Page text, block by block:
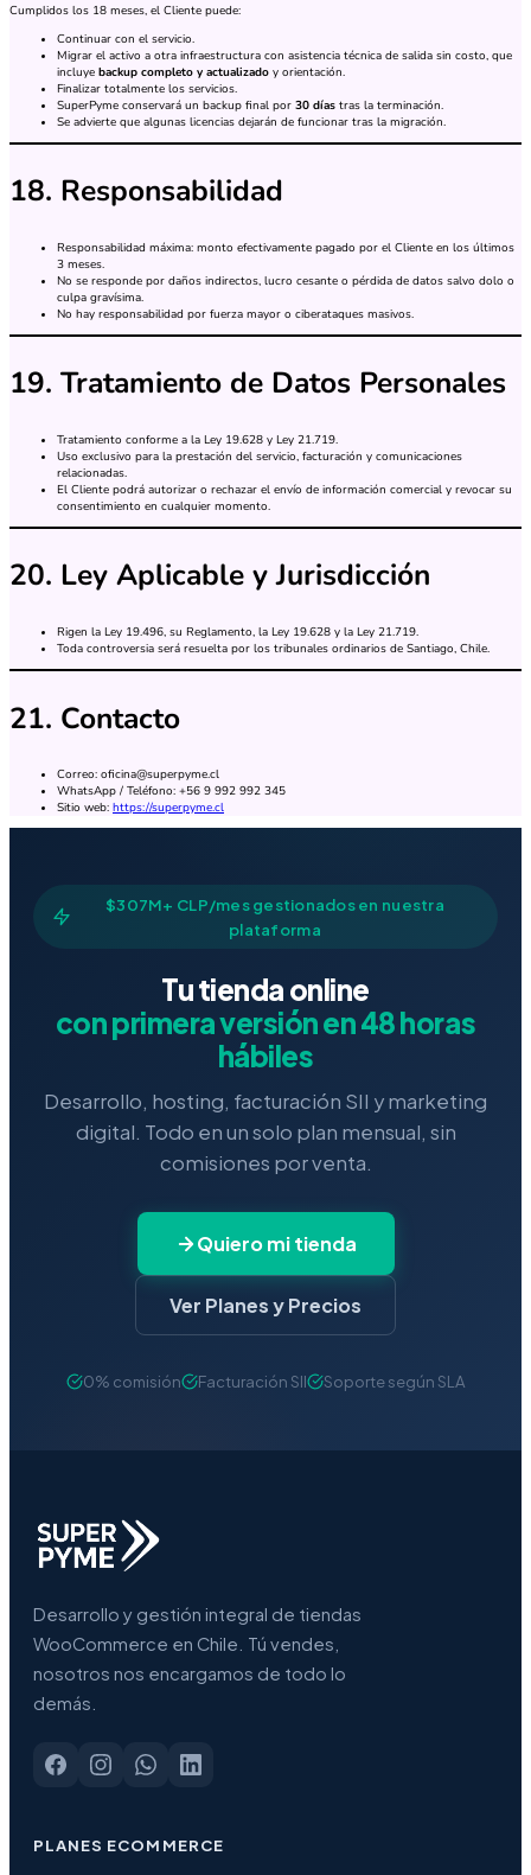
Cumplidos los 18 meses, el Cliente puede:
Continuar con el servicio.
Migrar el activo a otra infraestructura con asistencia técnica de salida sin costo, que
incluye backup completo y actualizado y orientación.
Finalizar totalmente los servicios.
SuperPyme conservará un backup final por 30 días tras la terminación.
Se advierte que algunas licencias dejarán de funcionar tras la migración.
18. Responsabilidad
Responsabilidad máxima: monto efectivamente pagado por el Cliente en los últimos
3 meses.
No se responde por daños indirectos, lucro cesante o pérdida de datos salvo dolo o
culpa gravísima.
No hay responsabilidad por fuerza mayor o ciberataques masivos.
19. Tratamiento de Datos Personales
Tratamiento conforme a la Ley 19.628 y Ley 21.719.
Uso exclusivo para la prestación del servicio, facturación y comunicaciones
relacionadas.
El Cliente podrá autorizar o rechazar el envío de información comercial y revocar su
consentimiento en cualquier momento.
20. Ley Aplicable y Jurisdicción
Rigen la Ley 19.496, su Reglamento, la Ley 19.628 y la Ley 21.719.
Toda controversia será resuelta por los tribunales ordinarios de Santiago, Chile.
21. Contacto
Correo: oficina@superpyme.cl
WhatsApp / Teléfono: +56 9 992 992 345
Sitio web: https://superpyme.cl
$307M+ CLP/mes gestionados en nuestra
plataforma
Tu tienda online
con primera versión en 48 horas
hábiles
Desarrollo, hosting, facturación SII y marketing
digital. Todo en un solo plan mensual, sin
comisiones por venta.
Quiero mi tienda
Ver Planes y Precios
0% comisión Facturación SII Soporte según SLA
Desarrollo y gestión integral de tiendas
WooCommerce en Chile. Tú vendes,
nosotros nos encargamos de todo lo
demás.
PLANES ECOMMERCE